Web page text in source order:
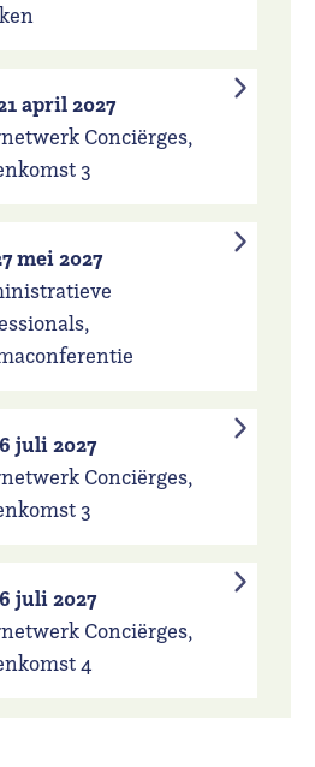
april 2027
Conciërges,
3
mei 2027
juli 2027
Conciërges,
3
juli 2027
Conciërges,
4